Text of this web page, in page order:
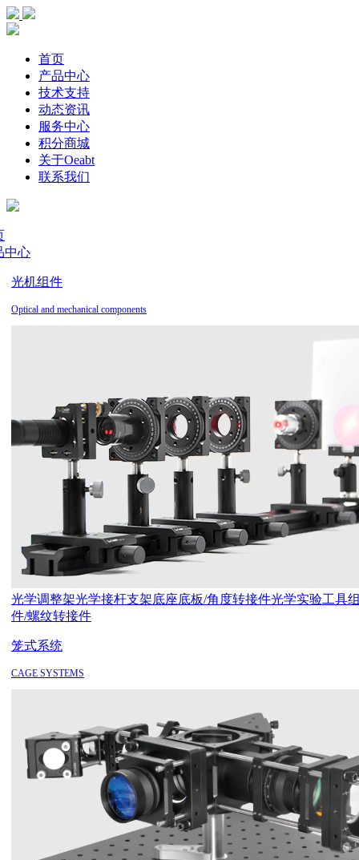
首页
产品中心
技术支持
动态资讯
服务中心
积分商城
关于Oeabt
联系我们
中心
光机组件
Optical and mechanical components
光学调整架光学接杆支架底座底板/角度转接件光学实验工具
件/螺纹转接件
笼式系统
CAGE SYSTEMS